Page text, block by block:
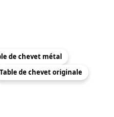
de chevet métal
Table de chevet originale